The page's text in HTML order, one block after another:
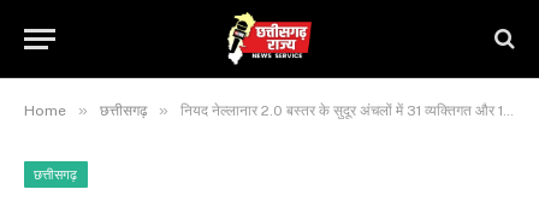
Home » छत्तीसगढ़ » नियद नेल्लानार 2.0 बस्तर के सुदूर अंचलों में 31 व्यक्तिगत और 14 सामुदायिक योजनाओं का मिलेगा सीधा लाभ
छत्तीसगढ़